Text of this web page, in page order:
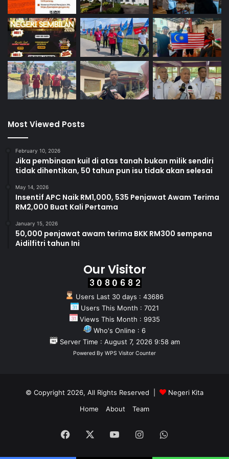
ujar beliau.
Chuah Aminuddin
Most Viewed Posts
February 10, 2026
Jika pembinaan kuil di atas tanah bukan milik sendiri
tidak dihentikan, 50 tahun pun isu tidak akan selesai
May 14, 2026
Insentif APC Naik RM1,000, 535 Penjawat Awam Terima
RM2,000 Buat Kali Pertama
January 15, 2026
50,000 penjawat awam terima BKK RM300 sempena
Aidilfitri tahun Ini
Our Visitor
Users Last 30 days : 43686
Users This Month : 7021
Views This Month : 9935
Who's Online : 6
Server Time : August 7, 2026 9:58 am
Powered By WPS Visitor Counter
© Copyright 2026, All Rights Reserved |
Negeri Kita
Home
About Team
Facebook YouTubeInstagramWhatsApp